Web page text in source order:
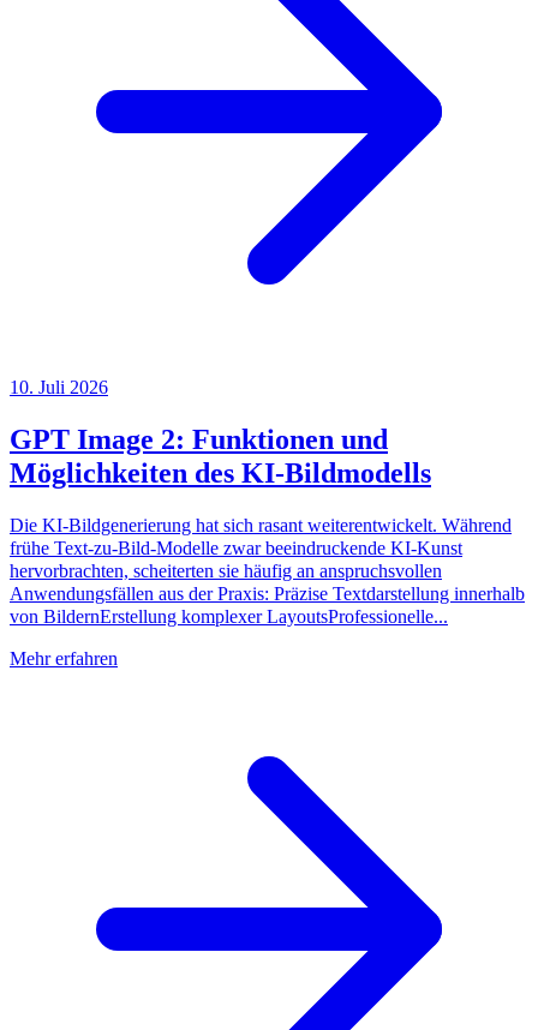
10. Juli 2026
GPT Image 2: Funktionen und
Möglichkeiten des KI-Bildmodells
Die KI-Bildgenerierung hat sich rasant weiterentwickelt. Während
frühe Text-zu-Bild-Modelle zwar beeindruckende KI-Kunst
hervorbrachten, scheiterten sie häufig an anspruchsvollen
Anwendungsfällen aus der Praxis: Präzise Textdarstellung innerhalb
von BildernErstellung komplexer LayoutsProfessionelle...
Mehr erfahren